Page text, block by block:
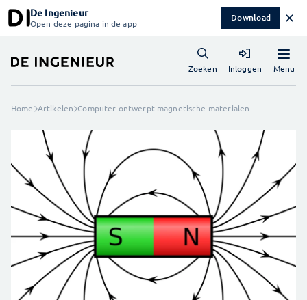
De Ingenieur
Open deze pagina in de app Download ✕
Menu
Zoeken Inloggen
Home Artikelen Computer ontwerpt magnetische materialen